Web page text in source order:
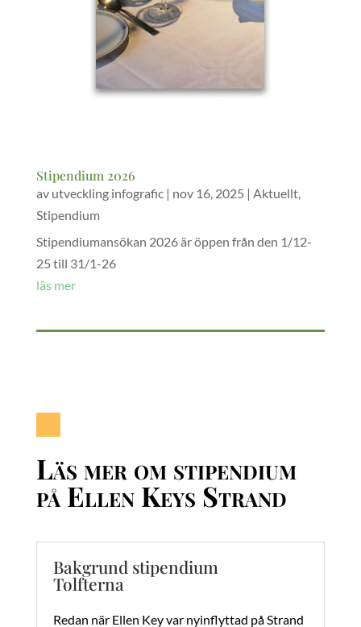
Stipendium 2026
av utveckling infografic| nov 16, 2025 | Aktuellt,
Stipendium
Stipendiumansökan 2026 är öppen från den 1/12-
25 till 31/1-26
läs mer
Läs mer om stipendium
på Ellen Keys Strand
Bakgrund stipendium
Tolfterna
Redan när Ellen Key var nyinflyttad på Strand